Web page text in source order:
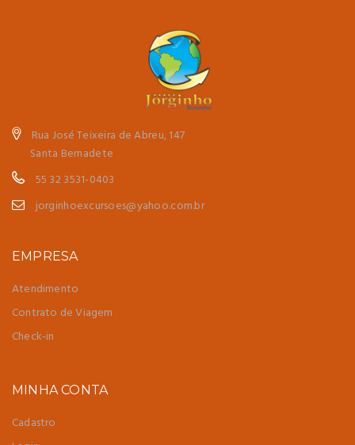
Rua José Teixeira de Abreu, 147
Santa Bernadete
55 32 3531-0403
jorginhoexcursoes@yahoo.com.br
EMPRESA
Atendimento
Contrato de Viagem
Check-in
MINHA CONTA
Cadastro